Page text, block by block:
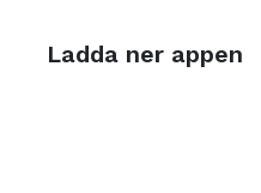
Ladda ner appen